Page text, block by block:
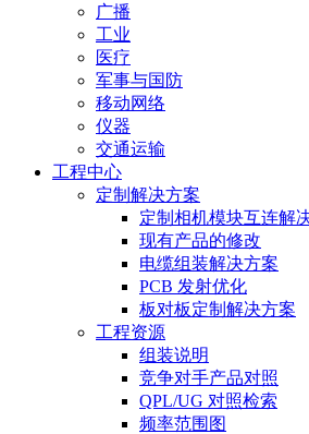
广播
工业
医疗
军事与国防
移动网络
仪器
交通运输
工程中心
定制解决方案
定制相机模块互连解
现有产品的修改
电缆组装解决方案
PCB 发射优化
板对板定制解决方案
工程资源
组装说明
竞争对手产品对照
QPL/UG 对照检索
频率范围图